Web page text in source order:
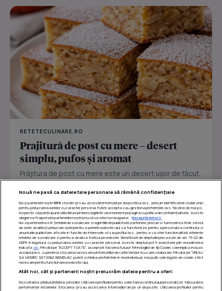
RETETECULINARE.RO
Prajitură de post cu mere – desert
simplu, pufos și aromat
Prăjitura de post cu mere este un desert ușor de făcut,
sau...
Nouă ne pasă ca datele tale personale să rămână confidențiale
Noi și partenerii noștri 1019stocăm și/sau accesăm informații pe dispozitivul dvs., precum identificatorii cookie unici
pentru prelucrarea datelor cu caracter personal. Puteți accepta sau gestiona preferințele dvs. făcând clic mai jos,
respectiv vă puteți opune utilizării unui interes legitim în orice moment pe pagina cu politica de confidențialitate. Aceste
alegeri vor fi raportate partenerilor noștri și nu vă vor afecta navigarea.
Mai multe detalii
Noi si partenerii nostri (retelele de socializare si agentiile de publicitate partenere, precum si furnizorii nostri de servicii
de date analitice) prelucram date pentru a permite website-ului sa functioneze, pentru a personaliza continutul si
anunturile publicitare afisate in functie de interesele si/sau profilul dvs., pentru a va oferi functionalitati aferente
retelelor de socializare si pentru a analiza traficul pe website. Beneficiati de drepturile prevazute de art. 15-22 din
GDPR in legatura cu prelucrarea datelor cu caracter personal. Aceste drepturi pot fi exercitate prin modalitatea
indicata aici. Prin click pe “ACCEPT TOATE”, acceptati folosirea tuturor Tehnologiilor de tip Cookie, care implica inclusiv
acceptul dvs. cu privire la stocarea/accesarea informatiilor de catre Vendor-ii cu care colaboram. Prin click pe “VREAU
SA MODIFIC SETARILE INDIVIDUAL” puteti schimba preferintele in mod individual, mai putin cele legate de cookie strict
necesare pentru functionarea website-ului.
Atât noi, cât și partenerii noștri prelucrăm datele pentru a oferi:
Dezvoltarea și îmbunătățirea serviciilor. Utilizarea profilurilor pentru selectarea conținutului personalizat. Măsurarea
performanței reclamelor. Stocarea și/sau accesarea informațiilor de pe un dispozitiv. Utilizarea profilurilor pentru